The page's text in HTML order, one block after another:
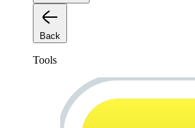
Back
Tools